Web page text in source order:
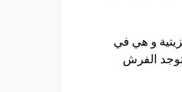
و هي في
الفرش